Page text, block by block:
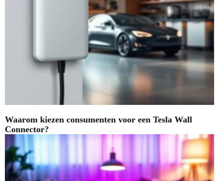
Waarom kiezen consumenten voor een Tesla Wall
Connector?